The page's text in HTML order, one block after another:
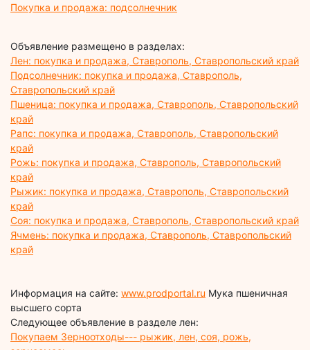
Покупка и продажа: подсолнечник
Объявление размещено в разделах:
Лен: покупка и продажа, Ставрополь, Ставропольский край
Подсолнечник: покупка и продажа, Ставрополь,
Ставропольский край
Пшеница: покупка и продажа, Ставрополь, Ставропольский
край
Рапс: покупка и продажа, Ставрополь, Ставропольский
край
Рожь: покупка и продажа, Ставрополь, Ставропольский
край
Рыжик: покупка и продажа, Ставрополь, Ставропольский
край
Соя: покупка и продажа, Ставрополь, Ставропольский край
Ячмень: покупка и продажа, Ставрополь, Ставропольский
край
Информация на сайте: www.prodportal.ru Мука пшеничная
высшего сорта
Следующее объявление в разделе лен:
Покупаем Зерноотходы--- рыжик, лен, соя, рожь,